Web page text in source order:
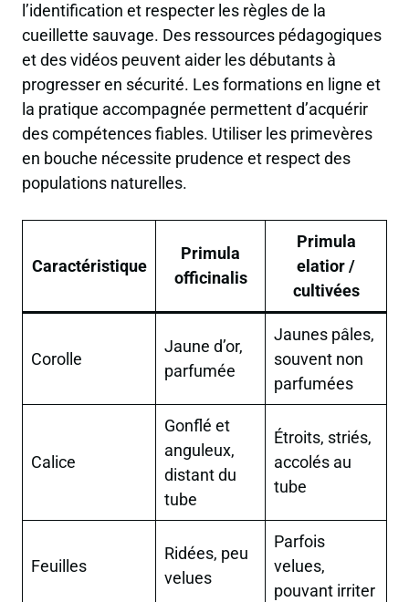
l’identification et respecter les règles de la
cueillette sauvage. Des ressources pédagogiques
et des vidéos peuvent aider les débutants à
progresser en sécurité. Les formations en ligne et
la pratique accompagnée permettent d’acquérir
des compétences fiables. Utiliser les primevères
en bouche nécessite prudence et respect des
populations naturelles.
Caractéristique
Primula
officinalis
Primula
elatior /
cultivées
Corolle
Jaune d’or,
parfumée
Jaunes pâles,
souvent non
parfumées
Calice
Gonflé et
anguleux,
distant du
tube
Étroits, striés,
accolés au
tube
Feuilles
Ridées, peu
velues
Parfois
velues,
pouvant irriter